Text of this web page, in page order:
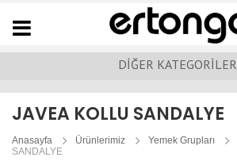
Navigation
DİĞER KATEGORİLER
JAVEA KOLLU SANDALYE
Anasayfa Ürünlerimiz Yemek Grupları
SANDALYE